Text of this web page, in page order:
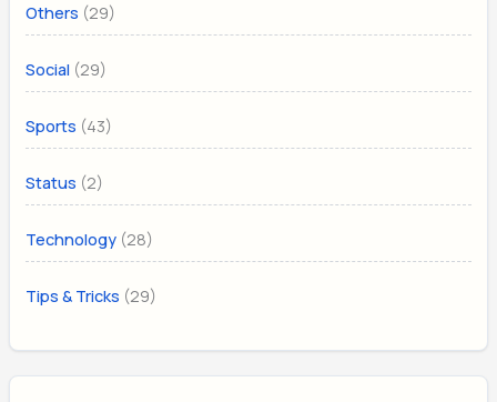
Others (29)
Social (29)
Sports (43)
Status (2)
Technology (28)
Tips & Tricks (29)